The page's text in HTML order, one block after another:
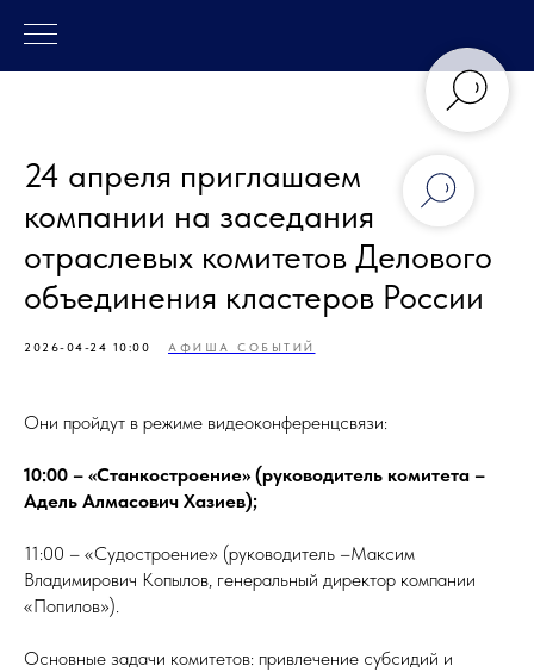
24 апреля приглашаем
компании на заседания
отраслевых комитетов Делового
объединения кластеров России
2026-04-24 10:00 АФИША СОБЫТИЙ
Они пройдут в режиме видеоконференцсвязи:
10:00 – «Станкостроение» (руководитель комитета –
Адель Алмасович Хазиев);
11:00 – «Судостроение» (руководитель –Максим
Владимирович Копылов, генеральный директор компании
«Попилов»).
Основные задачи комитетов: привлечение субсидий и